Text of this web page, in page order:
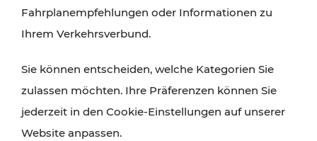
Fahrplanempfehlungen oder Informationen zu
Ihrem Verkehrsverbund.
Sie können entscheiden, welche Kategorien Sie
zulassen möchten. Ihre Präferenzen können Sie
jederzeit in den Cookie-Einstellungen auf unserer
Website anpassen.